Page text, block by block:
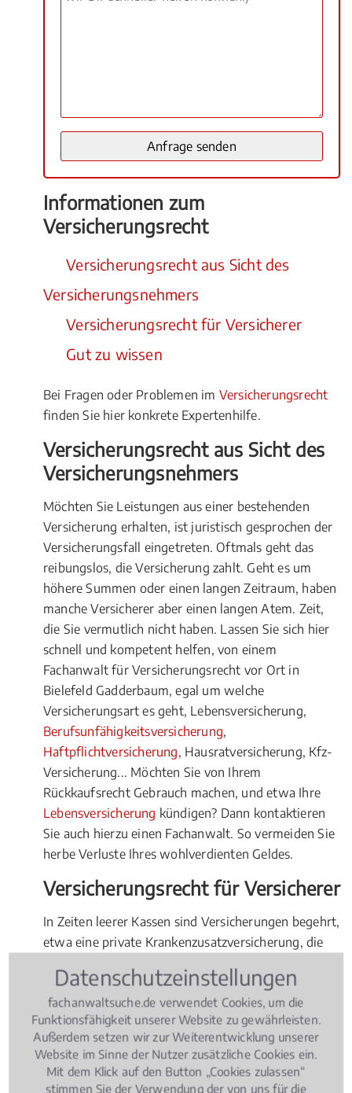
Informationen zum
Versicherungsrecht
Versicherungsrecht aus Sicht des
Versicherungsnehmers
Versicherungsrecht für Versicherer
Gut zu wissen
Bei Fragen oder Problemen im Versicherungsrecht
finden Sie hier konkrete Expertenhilfe.
Versicherungsrecht aus Sicht des
Versicherungsnehmers
Möchten Sie Leistungen aus einer bestehenden
Versicherung erhalten, ist juristisch gesprochen der
Versicherungsfall eingetreten. Oftmals geht das
reibungslos, die Versicherung zahlt. Geht es um
höhere Summen oder einen langen Zeitraum, haben
manche Versicherer aber einen langen Atem. Zeit,
die Sie vermutlich nicht haben. Lassen Sie sich hier
schnell und kompetent helfen, von einem
Fachanwalt für Versicherungsrecht vor Ort in
Bielefeld Gadderbaum, egal um welche
Versicherungsart es geht, Lebensversicherung,
Berufsunfähigkeitsversicherung,
Haftpflichtversicherung, Hausratversicherung, Kfz-
Versicherung... Möchten Sie von Ihrem
Rückkaufsrecht Gebrauch machen, und etwa Ihre
Lebensversicherung kündigen? Dann kontaktieren
Sie auch hierzu einen Fachanwalt. So vermeiden Sie
herbe Verluste Ihres wohlverdienten Geldes.
Versicherungsrecht für Versicherer
In Zeiten leerer Kassen sind Versicherungen begehrt,
etwa eine private Krankenzusatzversicherung, die
minimiert oder sogar gänzlich übernimmt. Klar, dass
da gerade bei den Gesundheitsfragen innerhalb
einer Versicherungspolice auch mal geschummelt
wird. Zur Wahrung und Durchsetzung Ihrer Rechte
gegenüber dem Versicherungsnehmer, auch dann,
wenn der Schadensfall eingetreten ist, vertrauen Sie
Datenschutzeinstellungen
fachanwaltsuche.de verwendet Cookies, um die
Funktionsfähigkeit unserer Website zu gewährleisten.
Außerdem setzen wir zur Weiterentwicklung unserer
Website im Sinne der Nutzer zusätzliche Cookies ein.
Mit dem Klick auf den Button „Cookies zulassen“
stimmen Sie der Verwendung der von uns für die